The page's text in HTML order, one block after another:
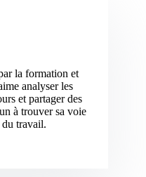
la formation et
analyser les
et partager des
à trouver sa voie
du travail.